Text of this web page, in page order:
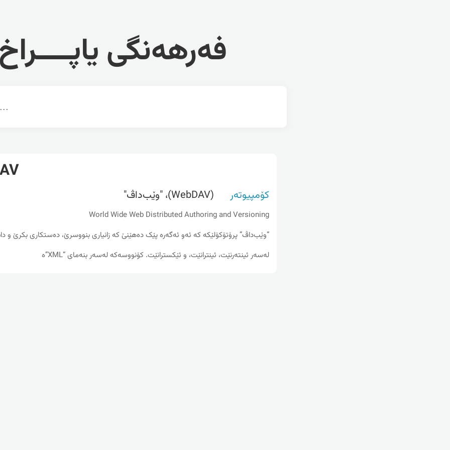
فەرهەنگی یاپــــراخ
کۆمپیوتەر (WebDAV)، "وێب‌داڤ"
World Wide Web Distributed Authoring and Versioning
“وێب‌داڤ” پرۆتۆکۆلێکه‌ که‌ ئه‌و ئه‌گه‌ره‌ پێک ده‌هێنێ که زانیاری‌ بنووسرێ، ده‌ستکاری بکرێ و
له‌سه‌ر ئینته‌رنێت، ئینترانێت، و ئێکسترانێت. کۆنووسه‌که‌ له‌سه‌ر بنه‌مای “XML”ه‌